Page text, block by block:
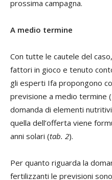
prossima campagna.
A medio termine
Con tutte le cautele del
fattori in gioco e tenuto
gli esperti Ifa propongono
previsione a medio termine
domanda di elementi
quella dell’offerta viene
anni solari (tab. 2).
Per quanto riguarda la
fertilizzanti le previsioni